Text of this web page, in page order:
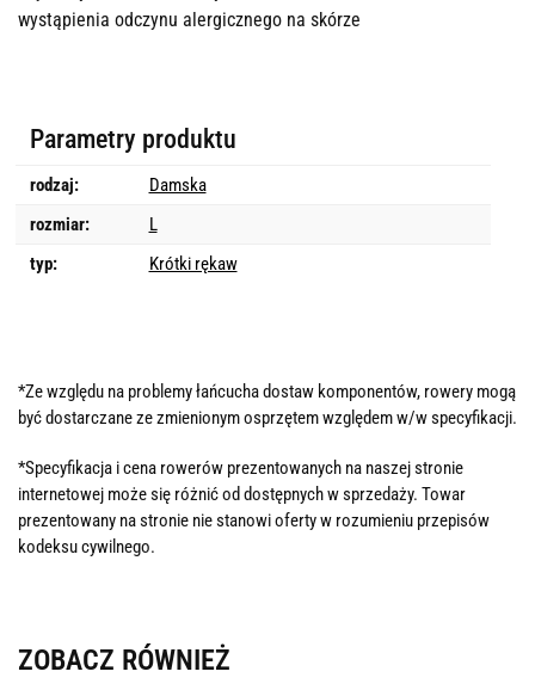
wystąpienia odczynu alergicznego na skórze
Parametry produktu
rodzaj:
Damska
rozmiar:
L
typ:
Krótki rękaw
*Ze względu na problemy łańcucha dostaw komponentów, rowery mogą
być dostarczane ze zmienionym osprzętem względem w/w specyfikacji.
*Specyfikacja i cena rowerów prezentowanych na naszej stronie
internetowej może się różnić od dostępnych w sprzedaży. Towar
prezentowany na stronie nie stanowi oferty w rozumieniu przepisów
kodeksu cywilnego.
ZOBACZ RÓWNIEŻ